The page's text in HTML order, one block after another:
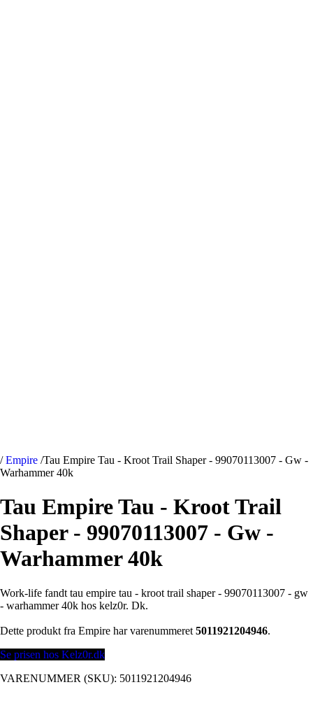
/ Empire /Tau Empire Tau - Kroot Trail Shaper - 99070113007 - Gw -
Warhammer 40k
Tau Empire Tau - Kroot Trail
Shaper - 99070113007 - Gw -
Warhammer 40k
Work-life fandt tau empire tau - kroot trail shaper - 99070113007 - gw
- warhammer 40k hos kelz0r. Dk.
Dette produkt fra Empire har varenummeret 5011921204946.
Se prisen hos Kelz0r.dk
VARENUMMER (SKU): 5011921204946